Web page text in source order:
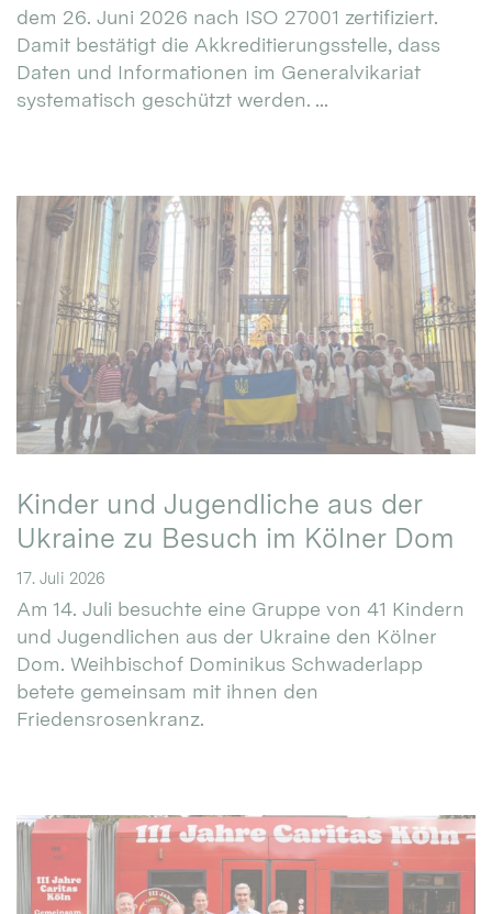
dem 26. Juni 2026 nach ISO 27001 zertifiziert.
Damit bestätigt die Akkreditierungsstelle, dass
Daten und Informationen im Generalvikariat
systematisch geschützt werden. ...
Kinder und Jugendliche aus der
Ukraine zu Besuch im Kölner Dom
17. Juli 2026
Am 14. Juli besuchte eine Gruppe von 41 Kindern
und Jugendlichen aus der Ukraine den Kölner
Dom. Weihbischof Dominikus Schwaderlapp
betete gemeinsam mit ihnen den
Friedensrosenkranz.